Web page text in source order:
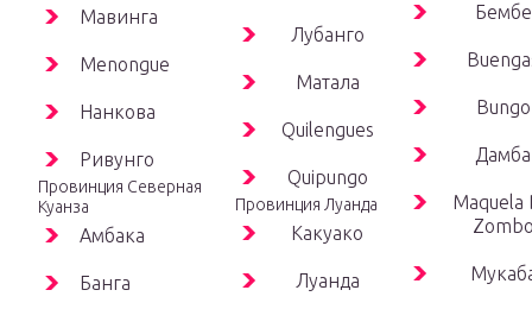
Мавинга
Menongue
Нанкова
Ривунго
Провинция Северная
Куанза
Амбака
Банга
Лубанго
Матала
Quilengues
Quipungo
Провинция Луанда
Какуако
Луанда
Бембе
Bungo
Дамба
Maquela